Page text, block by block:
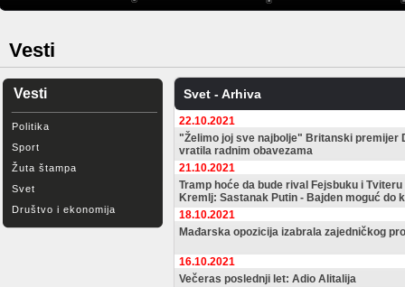
Vesti
Vesti
Politika
Sport
Žuta štampa
Svet
Društvo i ekonomija
Svet - Arhiva
22.10.2021
"Želimo joj sve najbolje" Britanski premijer
vratila radnim obavezama
21.10.2021
Tramp hoće da bude rival Fejsbuku i Tviteru
Kremlj: Sastanak Putin - Bajden moguć do
18.10.2021
Mađarska opozicija izabrala zajedničkog
16.10.2021
Večeras poslednji let: Adio Alitalija